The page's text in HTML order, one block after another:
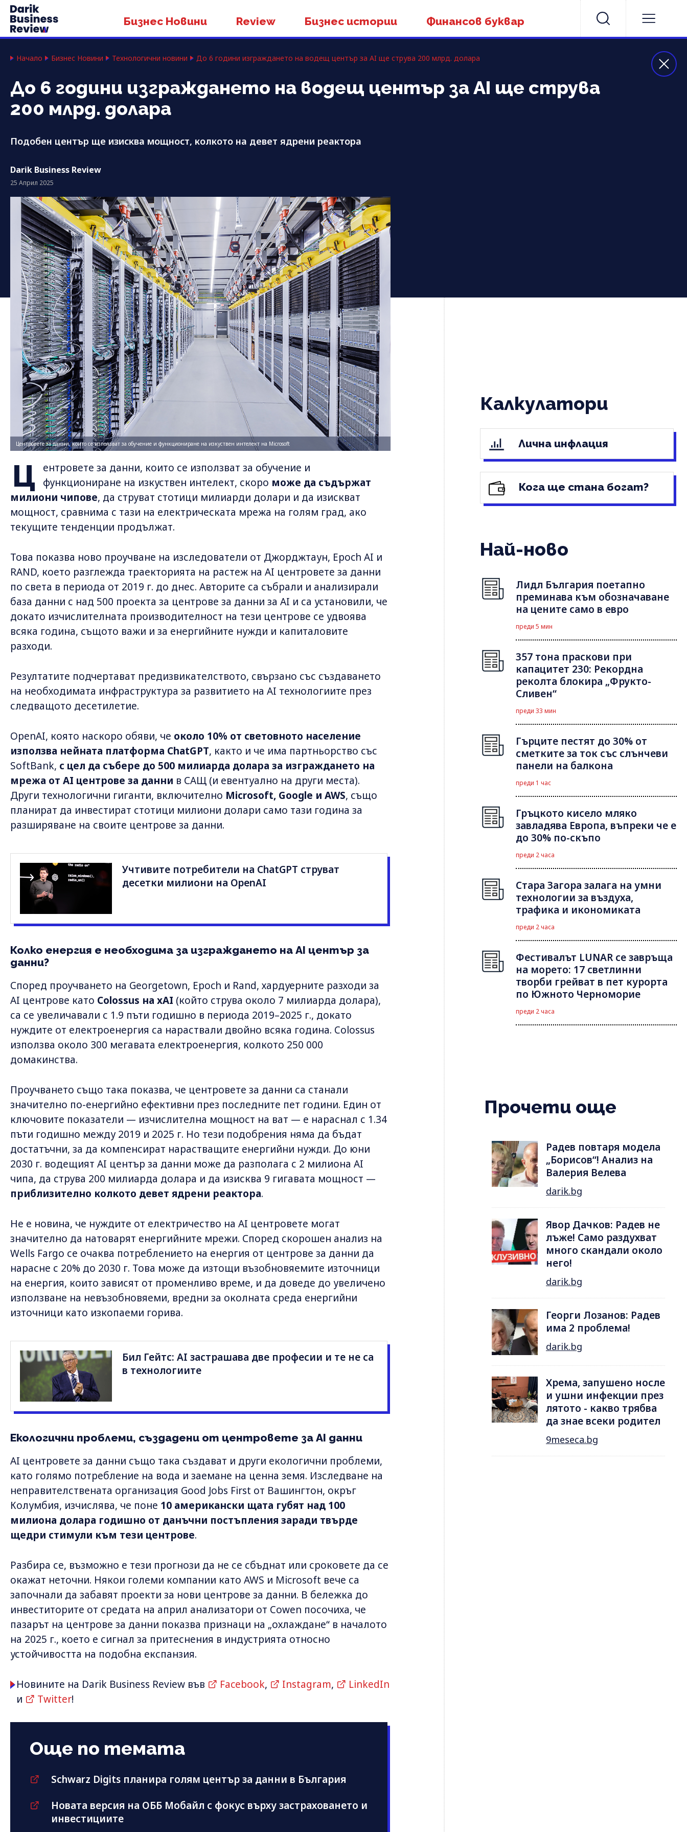
Бизнес Новини Review Бизнес истории Финансов буквар
Начало Бизнес Новини Технологични новини До 6 години изграждането на водещ център за AI ще струва 200 млрд. долара
До 6 години изграждането на водещ център за AI ще струва
200 млрд. долара
Подобен център ще изисква мощност, колкото на девет ядрени реактора
Darik Business Review
25 Април 2025
Центровете за данни, които се използват за обучение и функциониране на изкуствен интелект на Microsoft
Ц
ентровете за данни, които се използват за обучение и
функциониране на изкуствен интелект, скоро може да съдържат
милиони чипове, да струват стотици милиарди долари и да изискват
мощност, сравнима с тази на електрическата мрежа на голям град, aко
текущите тенденции продължат.
Това показва ново проучване на изследователи от Джорджтаун, Epoch AI и
RAND, което разглежда траекторията на растеж на AI центровете за данни
по света в периода от 2019 г. до днес. Авторите са събрали и анализирали
база данни с над 500 проекта за центрове за данни за AI и са установили, че
докато изчислителната производителност на тези центрове се удвоява
всяка година, същото важи и за енергийните нужди и капиталовите
разходи.
Резултатите подчертават предизвикателството, свързано със създаването
на необходимата инфраструктура за развитието на AI технологиите през
следващото десетилетие.
OpenAI, която наскоро обяви, че около 10% от световното население
използва нейната платформа ChatGPT, както и че има партньорство със
SoftBank, с цел да събере до 500 милиарда долара за изграждането на
мрежа от AI центрове за данни в САЩ (и евентуално на други места).
Други технологични гиганти, включително Microsoft, Google и AWS, също
планират да инвестират стотици милиони долари само тази година за
разширяване на своите центрове за данни.
Учтивите потребители на ChatGPT струват
десетки милиони на OpenAI
Колко енергия е необходима за изграждането на AI център за
данни?
Според проучването на Georgetown, Epoch и Rand, хардуерните разходи за
AI центрове като Colossus на xAI (който струва около 7 милиарда долара),
са се увеличавали с 1.9 пъти годишно в периода 2019–2025 г., докато
нуждите от електроенергия са нараствали двойно всяка година. Colossus
използва около 300 мегавата електроенергия, колкото 250 000
домакинства.
Проучването също така показва, че центровете за данни са станали
значително по-енергийно ефективни през последните пет години. Един от
ключовите показатели — изчислителна мощност на ват — е нараснал с 1.34
пъти годишно между 2019 и 2025 г. Но тези подобрения няма да бъдат
достатъчни, за да компенсират нарастващите енергийни нужди. До юни
2030 г. водещият AI център за данни може да разполага с 2 милиона AI
чипа, да струва 200 милиарда долара и да изисква 9 гигавата мощност —
приблизително колкото девет ядрени реактора.
Не е новина, че нуждите от електричество на AI центровете могат
значително да натоварят енергийните мрежи. Според скорошен анализ на
Wells Fargo се очаква потреблението на енергия от центрове за данни да
нарасне с 20% до 2030 г. Това може да изтощи възобновяемите източници
на енергия, които зависят от променливо време, и да доведе до увеличено
използване на невъзобновяеми, вредни за околната среда енергийни
източници като изкопаеми горива.
Бил Гейтс: AI застрашава две професии и те не са
в технологиите
Екологични проблеми, създадени от центровете за AI данни
AI центровете за данни също така създават и други екологични проблеми,
като голямо потребление на вода и заемане на ценна земя. Изследване на
неправителствената организация Good Jobs First от Вашингтон, окръг
Колумбия, изчислява, че поне 10 американски щата губят над 100
милиона долара годишно от данъчни постъпления заради твърде
щедри стимули към тези центрове.
Разбира се, възможно е тези прогнози да не се сбъднат или сроковете да се
окажат неточни. Някои големи компании като AWS и Microsoft вече са
започнали да забавят проекти за нови центрове за данни. В бележка до
инвеститорите от средата на април анализатори от Cowen посочиха, че
пазарът на центрове за данни показва признаци на „охлаждане“ в началото
на 2025 г., което е сигнал за притеснения в индустрията относно
устойчивостта на подобна експанзия.
Новините на Darik Business Review във Facebook, Instagram,
LinkedIn
и
Twitter!
Още по темата
Schwarz Digits планира голям център за данни в България
Новата версия на ОББ Мобайл с фокус върху застраховането и
инвестициите
Калкулатори
Лична инфлация
Кога ще стана богат?
Най-ново
Лидл България поетапно
преминава към обозначаване
на цените само в евро
преди 5 мин
357 тона праскови при
капацитет 230: Рекордна
реколта блокира „Фрукто-
Сливен“
преди 33 мин
Гърците пестят до 30% от
сметките за ток със слънчеви
панели на балкона
преди 1 час
Гръцкото кисело мляко
завладява Европа, въпреки че е
до 30% по-скъпо
преди 2 часа
Стара Загора залага на умни
технологии за въздуха,
трафика и икономиката
преди 2 часа
Фестивалът LUNAR се завръща
на морето: 17 светлинни
творби грейват в пет курорта
по Южното Черноморие
преди 2 часа
Прочети още
Радев повтаря модела
„Борисов“! Анализ на
Валерия Велева
darik.bg
Явор Дачков: Радев не
лъже! Само раздухват
много скандали около
него!
darik.bg
Георги Лозанов: Радев
има 2 проблема!
darik.bg
Хрема, запушено носле
и ушни инфекции през
лятотo - какво трябва
да знае всеки родител
9meseca.bg